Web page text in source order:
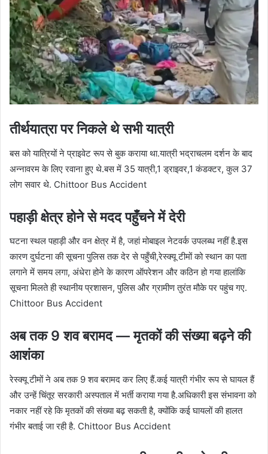
तीर्थयात्रा पर निकले थे सभी यात्री
बस को यात्रियों ने प्राइवेट रूप से बुक कराया था.यात्री भद्राचलम दर्शन के बाद
अन्नावरम के लिए रवाना हुए थे.बस में 35 यात्री,1 ड्राइवर,1 कंडक्टर, कुल 37
लोग सवार थे. Chittoor Bus Accident
पहाड़ी क्षेत्र होने से मदद पहुँचने में देरी
घटना स्थल पहाड़ी और वन क्षेत्र में है, जहां मोबाइल नेटवर्क उपलब्ध नहीं है.इस
कारण दुर्घटना की सूचना पुलिस तक देर से पहुँची,रेस्क्यू टीमों को स्थान का पता
लगाने में समय लगा, अंधेरा होने के कारण ऑपरेशन और कठिन हो गया हालांकि
सूचना मिलते ही स्थानीय प्रशासन, पुलिस और ग्रामीण तुरंत मौके पर पहुंच गए.
Chittoor Bus Accident
अब तक 9 शव बरामद — मृतकों की संख्या बढ़ने की
आशंका
रेस्क्यू टीमों ने अब तक 9 शव बरामद कर लिए हैं.कई यात्री गंभीर रूप से घायल हैं
और उन्हें चिंतूर सरकारी अस्पताल में भर्ती कराया गया है.अधिकारी इस संभावना को
नकार नहीं रहे कि मृतकों की संख्या बढ़ सकती है, क्योंकि कई घायलों की हालत
गंभीर बताई जा रही है. Chittoor Bus Accident